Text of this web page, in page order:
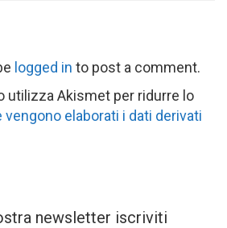
logged in to post a comment.
utilizza Akismet per ridurre lo
vengono elaborati i dati derivati
newsletter iscriviti